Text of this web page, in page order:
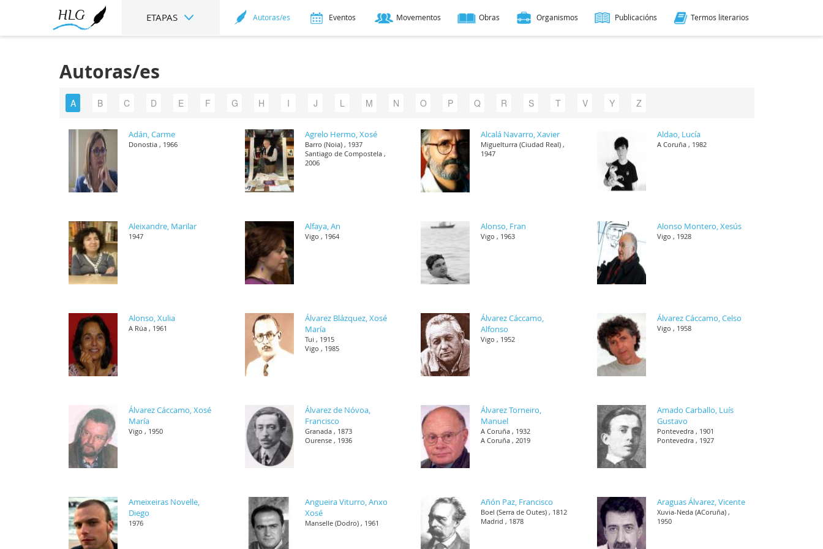
ETAPAS Autoras/es Eventos Movementos Obras Organismos Publicacións Termos literarios
Autoras/es
A B C D E F G H I J L M N O P Q R S T V Y Z
Adán, Carme
Donostia , 1966
Agrelo Hermo, Xosé
Barro (Noia) , 1937
Santiago de Compostela ,
2006
Alcalá Navarro, Xavier
Miguelturra (Ciudad Real) ,
1947
Aldao, Lucía
A Coruña , 1982
Aleixandre, Marilar
1947
Alfaya, An
Vigo , 1964
Alonso, Fran
Vigo , 1963
Alonso Montero, Xesús
Vigo , 1928
Alonso, Xulia
A Rúa , 1961
Álvarez Blázquez, Xosé
María
Tui , 1915
Vigo , 1985
Álvarez Cáccamo,
Alfonso
Vigo , 1952
Álvarez Cáccamo, Celso
Vigo , 1958
Álvarez Cáccamo, Xosé
María
Vigo , 1950
Álvarez de Nóvoa,
Francisco
Granada , 1873
Ourense , 1936
Álvarez Torneiro,
Manuel
A Coruña , 1932
A Coruña , 2019
Amado Carballo, Luís
Gustavo
Pontevedra , 1901
Pontevedra , 1927
Ameixeiras Novelle,
Diego
1976
Angueira Viturro, Anxo
Xosé
Manselle (Dodro) , 1961
Añón Paz, Francisco
Boel (Serra de Outes) , 1812
Madrid , 1878
Araguas Álvarez, Vicente
Xuvia-Neda (ACoruña) ,
1950